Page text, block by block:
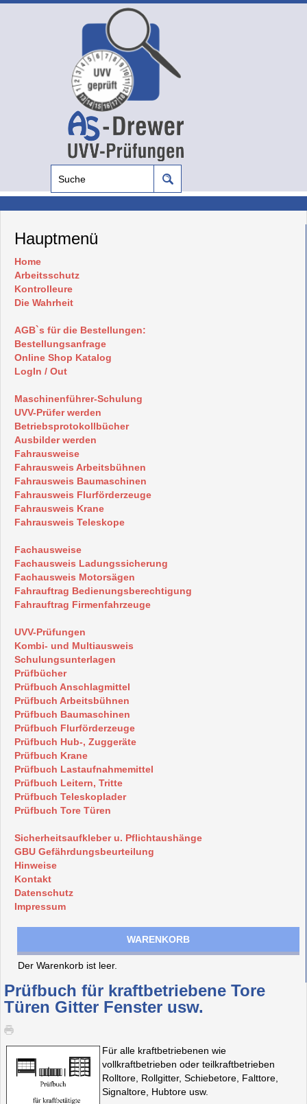
Hauptmenü
Home
Arbeitsschutz
Kontrolleure
Die Wahrheit
AGB`s für die Bestellungen:
Bestellungsanfrage
Online Shop Katalog
LogIn / Out
Maschinenführer-Schulung
UVV-Prüfer werden
Betriebsprotokollbücher
Ausbilder werden
Fahrausweise
Fahrausweis Arbeitsbühnen
Fahrausweis Baumaschinen
Fahrausweis Flurförderzeuge
Fahrausweis Krane
Fahrausweis Teleskope
Fachausweise
Fachausweis Ladungssicherung
Fachausweis Motorsägen
Fahrauftrag Bedienungsberechtigung
Fahrauftrag Firmenfahrzeuge
UVV-Prüfungen
Kombi- und Multiausweis
Schulungsunterlagen
Prüfbücher
Prüfbuch Anschlagmittel
Prüfbuch Arbeitsbühnen
Prüfbuch Baumaschinen
Prüfbuch Flurförderzeuge
Prüfbuch Hub-, Zuggeräte
Prüfbuch Krane
Prüfbuch Lastaufnahmemittel
Prüfbuch Leitern, Tritte
Prüfbuch Teleskoplader
Prüfbuch Tore Türen
Sicherheitsaufkleber u. Pflichtaushänge
GBU Gefährdungsbeurteilung
Hinweise
Kontakt
Datenschutz
Impressum
WARENKORB
Der Warenkorb ist leer.
Prüfbuch für kraftbetriebene Tore
Türen Gitter Fenster usw.
Für alle kraftbetriebenen wie
vollkraftbetrieben oder teilkraftbetrieben
Rolltore, Rollgitter, Schiebetore, Falttore,
Signaltore, Hubtore usw.